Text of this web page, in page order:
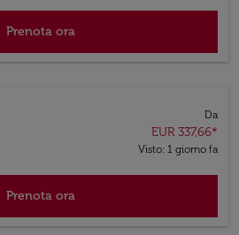
Prenota ora
Da
EUR 337,66*
Visto: 1 giorno fa
Prenota ora